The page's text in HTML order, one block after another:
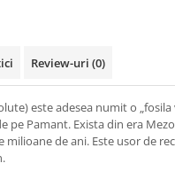
Review-uri (0)
este adesea numit o
pe Pamant. Exista din era
milioane de ani. Este usor de